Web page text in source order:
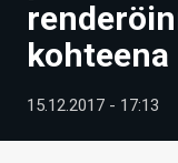
ARTIKKELIT
VIDEOT
TECHBBS
kohteena
15.12.2017 - 17:13